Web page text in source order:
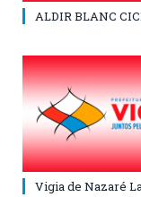
ALDIR BLANC
Vigia de Nazaré